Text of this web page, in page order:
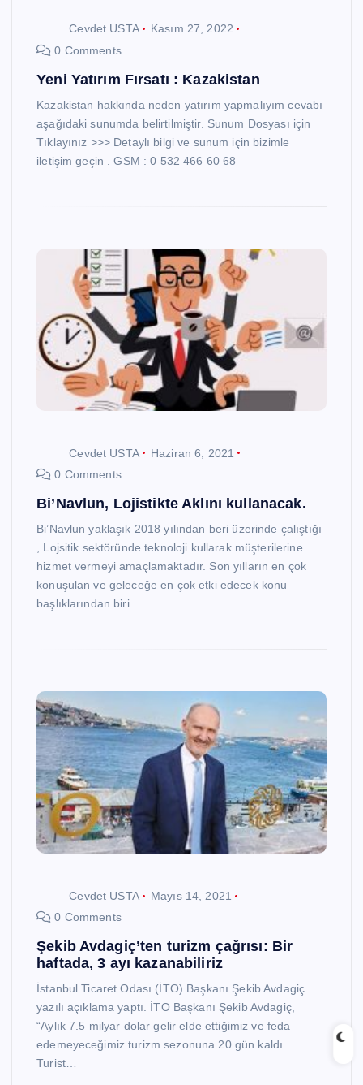
Cevdet USTA
Kasım 27, 2022
0 Comments
Yeni Yatırım Fırsatı : Kazakistan
Kazakistan hakkında neden yatırım yapmalıyım cevabı
aşağıdaki sunumda belirtilmiştir. Sunum Dosyası için
Tıklayınız >>> Detaylı bilgi ve sunum için bizimle
iletişim geçin . GSM : 0 532 466 60 68
Cevdet USTA
Haziran 6, 2021
0 Comments
Bi’Navlun, Lojistikte Aklını kullanacak.
Bi’Navlun yaklaşık 2018 yılından beri üzerinde çalıştığı
, Lojsitik sektöründe teknoloji kullarak müşterilerine
hizmet vermeyi amaçlamaktadır. Son yılların en çok
konuşulan ve geleceğe en çok etki edecek konu
başlıklarından biri…
Cevdet USTA
Mayıs 14, 2021
0 Comments
Şekib Avdagiç’ten turizm çağrısı: Bir
haftada, 3 ayı kazanabiliriz
İstanbul Ticaret Odası (İTO) Başkanı Şekib Avdagiç
yazılı açıklama yaptı. İTO Başkanı Şekib Avdagiç,
“Aylık 7.5 milyar dolar gelir elde ettiğimiz ve feda
edemeyeceğimiz turizm sezonuna 20 gün kaldı.
Turist…